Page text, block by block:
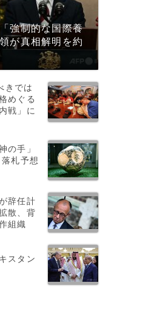
強制的な国際養
が真相解明を約
きでは
めぐる
戦」に
の手」
札予想
辞任計
散、背
組織
スタン